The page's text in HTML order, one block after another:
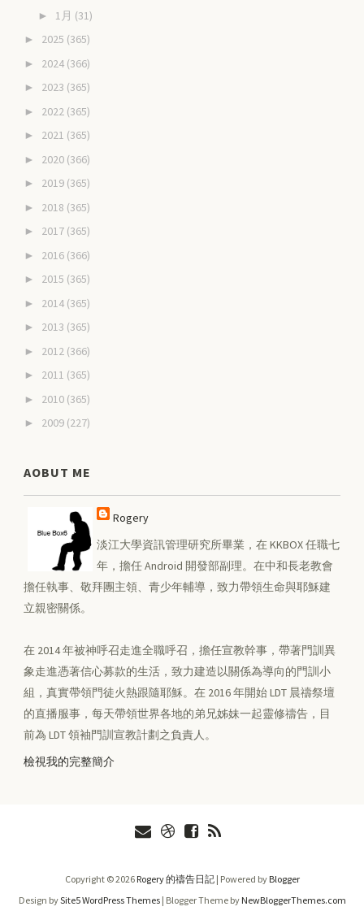
► 1月 (31)
► 2025 (365)
► 2024 (366)
► 2023 (365)
► 2022 (365)
► 2021 (365)
► 2020 (366)
► 2019 (365)
► 2018 (365)
► 2017 (365)
► 2016 (366)
► 2015 (365)
► 2014 (365)
► 2013 (365)
► 2012 (366)
► 2011 (365)
► 2010 (365)
► 2009 (227)
AOBUT ME
Rogery
淡江大學資訊管理研究所畢業，在 KKBOX 任職七
年，擔任 Android 開發部副理。在中和長老教會
擔任執事、敬拜團主領、青少年輔導，致力帶領生命與耶穌建
立親密關係。
在 2014 年被神呼召走進全職呼召，擔任宣教幹事，帶著門訓異
象走進憑著信心募款的生活，致力建造以關係為導向的門訓小
組，真實帶領門徒火熱跟隨耶穌。在 2016 年開始 LDT 晨禱祭壇
的直播服事，每天帶領世界各地的弟兄姊妹一起靈修禱告，目
前為 LDT 領袖門訓宣教計劃之負責人。
檢視我的完整簡介
Copyright ©2026 Rogery 的禱告日記| Powered by Blogger
Design bySite5 WordPress Themes| Blogger Theme by NewBloggerThemes.com